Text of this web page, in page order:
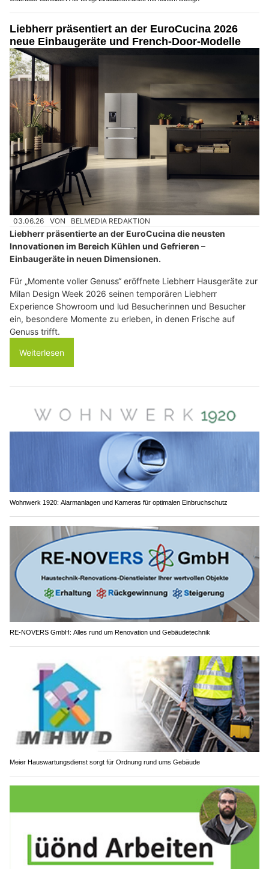
Liebherr präsentiert an der EuroCucina 2026
neue Einbaugeräte und French-Door-Modelle
03.06.26 VON BELMEDIA REDAKTION
Liebherr präsentierte an der EuroCucina die neusten
Innovationen im Bereich Kühlen und Gefrieren –
Einbaugeräte in neuen Dimensionen.
Für „Momente voller Genuss“ eröffnete Liebherr Hausgeräte zur
Milan Design Week 2026 seinen temporären Liebherr
Experience Showroom und lud Besucherinnen und Besucher
ein, besondere Momente zu erleben, in denen Frische auf
Genuss trifft.
Weiterlesen
Wohnwerk 1920: Alarmanlagen und Kameras für optimalen Einbruchschutz
RE-NOVERS GmbH: Alles rund um Renovation und Gebäudetechnik
Meier Hauswartungsdienst sorgt für Ordnung rund ums Gebäude